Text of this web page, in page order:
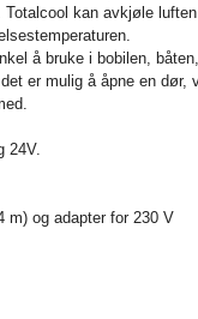
Totalcool kan avkjøle
å bruke i bobilen,
er mulig å åpne en
24V.
m) og adapter for 230 V